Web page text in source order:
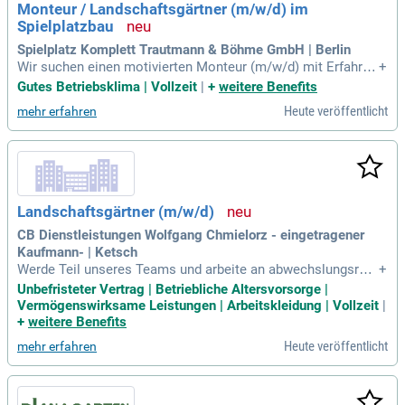
rnehmens im Bereich der Bewässerungstechnik zu werden!
Monteur / Landschaftsgärtner (m/w/d) im
Spielplatzbau
Spielplatz Komplett Trautmann & Böhme GmbH | Berlin
Wir suchen einen motivierten Monteur (m/w/d) mit Erfahrun
g im Garten- und Landschaftsbau. Deine Aufgaben umfasse
und Landschaftsarbeiten. Dazu zählen Erdarbeiten, das Hers
tellen von Fallschutzflächen und Pflanzarbeiten. Als Teil uns
eres dynamischen Teams arbeitest du an wechselnden Bau
stellen im Berliner Raum. Wir bieten abwechslungsreiche Pr
ojekte, moderne Ausstattung und eine positive Unternehme
nskultur. Wenn du handwerklich begabt bist und Freude am
Teamwork hast, freuen wir uns auf deine Bewerbung!
+
Gutes Betriebsklima | Vollzeit | + weitere Benefits
mehr erfahren Heute veröffentlicht
Landschaftsgärtner (m/w/d)
CB Dienstleistungen Wolfgang Chmielorz - eingetragener
Kaufmann- | Ketsch
Werde Teil unseres Teams und arbeite an abwechslungsreic
hen Einsatzorten in einer familiären Atmosphäre. Nach der
Einarbeitung nutzt du deine Selbstständigkeit, um direkt mit
den Ansprechpersonen auf Augenhöhe zu kommunizieren.
nen Menschen ihrem stressigen Alltag entfliehen können. V
orkenntnisse im Garten- und Landschaftsbau sind von Vorte
il, jedoch keine formale Ausbildung erforderlich. Du solltest
motiviert sein, gerne im Freien arbeiten und einen Führersch
+
Unbefristeter Vertrag | Betriebliche Altersvorsorge |
Vermögenswirksame Leistungen | Arbeitskleidung | Vollzeit
+ weitere Benefits
mehr erfahren Heute veröffentlicht